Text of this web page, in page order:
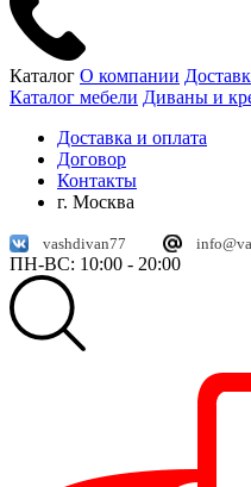
Каталог О компании
Каталог мебели Диваны и
Доставка и оплата
Договор
Контакты
г. Москва
vashdivan77
ПН-ВС: 10:00 - 20:00